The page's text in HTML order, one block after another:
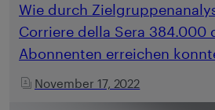
Wie durch
Corriere della Sera 384.000
Abonnenten erreichen
November 17, 2022